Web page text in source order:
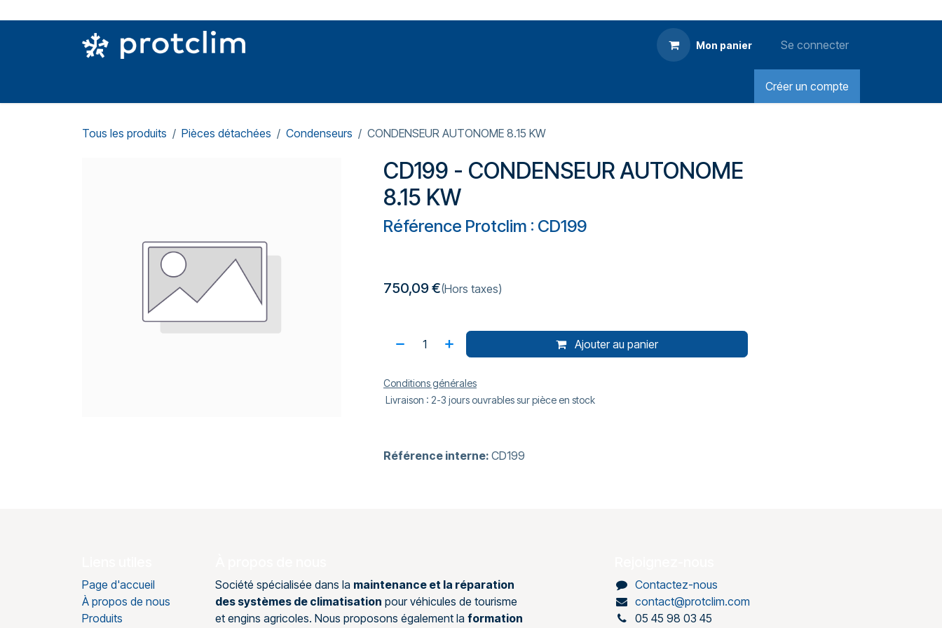
Mon panier Se connecter
Créer un compte
Tous les produits Pièces détachées Condenseurs CONDENSEUR AUTONOME 8.15 KW
CD199 - CONDENSEUR AUTONOME
8.15 KW
Référence Protclim : CD199
750,09€(Hors taxes)
Ajouter au panier
Conditions générales
Livraison : 2-3 jours ouvrables sur pièce en stock
Référence interne: CD199
Page d'accueil
À propos de nous
Produits
Société spécialisée dans la maintenance et la réparation
des systèmes de climatisation pour véhicules de tourisme
et engins agricoles. Nous proposons également la formation
Contactez-nous
contact@protclim.com
05 45 98 03 45